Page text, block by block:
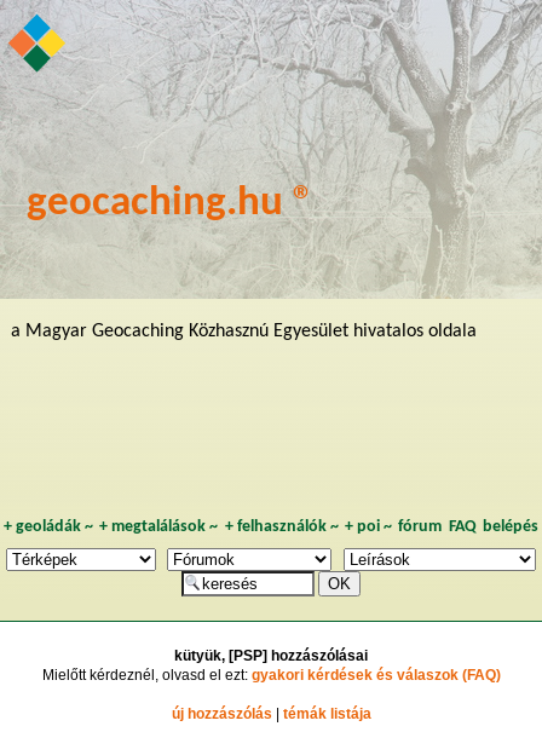
geocaching.hu ®
a Magyar Geocaching Közhasznú Egyesület hivatalos oldala
+ geoládák~ +megtalálások ~ + felhasználók~ + poi~ fórum FAQ belépés
kütyük, [PSP] hozzászólásai
Mielőtt kérdeznél, olvasd el ezt: gyakori kérdések és válaszok (FAQ)
új hozzászólás témák listája